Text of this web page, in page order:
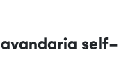
self-